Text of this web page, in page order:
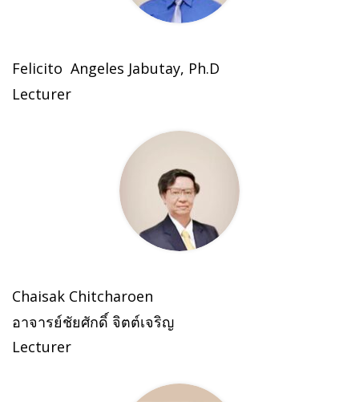
Felicito Angeles Jabutay, Ph.D
Lecturer
Chaisak Chitcharoen
อาจารย์ชัยศักดิ์ จิตต์เจริญ
Lecturer